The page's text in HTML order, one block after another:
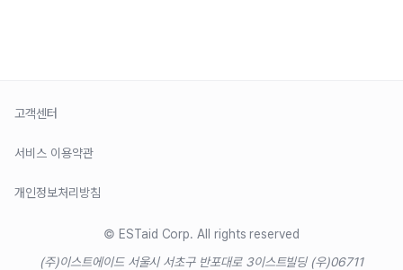
고객센터
서비스 이용약관
개인정보처리방침
© ESTaid Corp. All rights reserved
(주)이스트에이드 서울시 서초구 반포대로 3이스트빌딩 (우)06711